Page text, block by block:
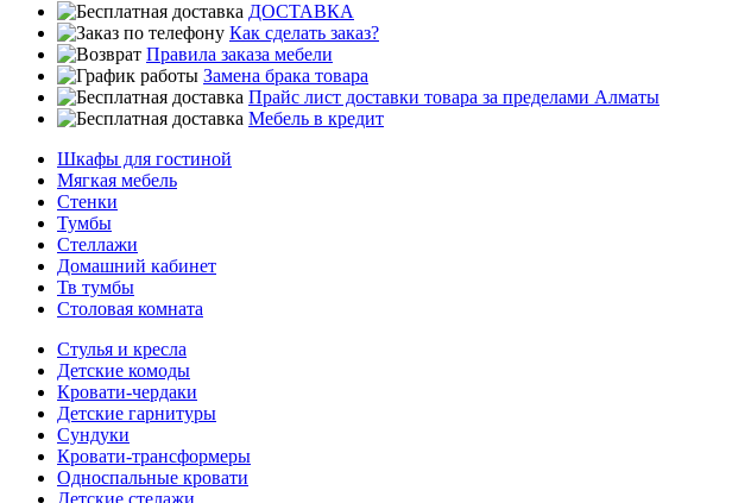
ДОСТАВКА
Как сделать заказ?
Правила заказа мебели
Замена брака товара
Прайс лист доставки товара за пределами Алматы
Мебель в кредит
Шкафы для гостиной
Мягкая мебель
Стенки
Тумбы
Стеллажи
Домашний кабинет
Тв тумбы
Столовая комната
Стулья и кресла
Детские комоды
Кровати-чердаки
Детские гарнитуры
Сундуки
Кровати-трансформеры
Односпальные кровати